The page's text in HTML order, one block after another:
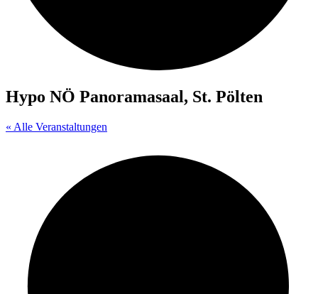
Hypo NÖ Panoramasaal, St. Pölten
« Alle Veranstaltungen